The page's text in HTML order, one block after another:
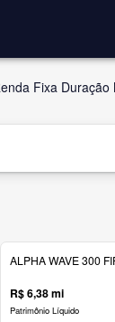
Fixa Duração
ALPHA WAVE 300
R$ 6,38 mi
Patrimônio Líquido